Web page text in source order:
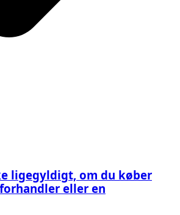
ligegyldigt, om du køber
eller en